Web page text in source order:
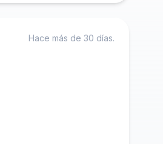
Hace más de 30 días.